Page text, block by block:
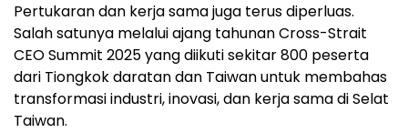
Pertukaran dan kerja sama juga terus diperluas.
Salah satunya melalui ajang tahunan Cross-Strait
CEO Summit 2025 yang diikuti sekitar 800 peserta
dari Tiongkok daratan dan Taiwan untuk membahas
transformasi industri, inovasi, dan kerja sama di Selat
Taiwan.